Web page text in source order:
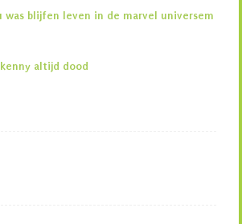
was blijfen leven in de marvel universem
altijd dood